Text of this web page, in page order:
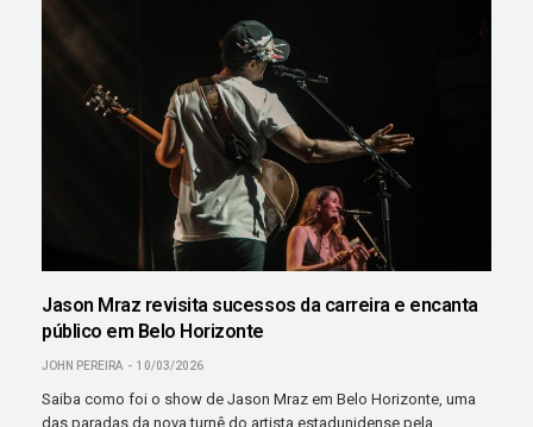
Jason Mraz revisita sucessos da carreira e encanta
público em Belo Horizonte
JOHN PEREIRA 10/03/2026
Saiba como foi o show de Jason Mraz em Belo Horizonte, uma
das paradas da nova turnê do artista estadunidense pela